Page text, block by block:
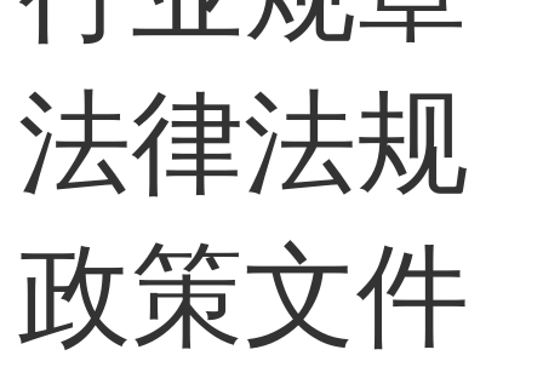
法律法规
政策文件